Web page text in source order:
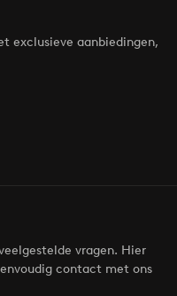
exclusieve aanbiedingen,
vragen. Hier
contact met ons